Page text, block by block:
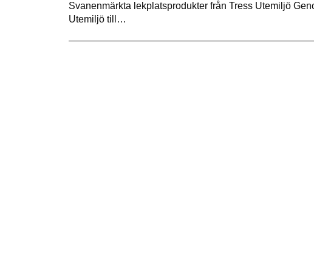
Svanenmärkta lekplatsprodukter från Tress Utemiljö
Utemiljö till…